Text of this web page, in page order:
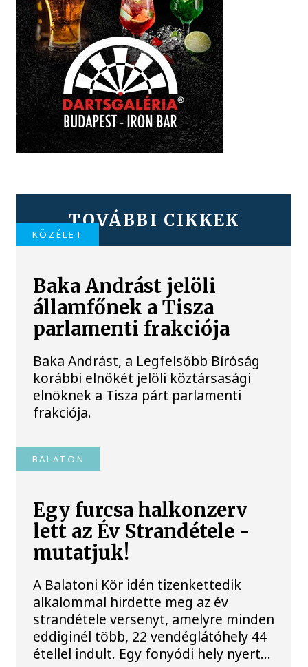
TOVÁBBI CIKKEK
KÖZÉLET
Baka Andrást jelöli
államfőnek a Tisza
parlamenti frakciója
Baka Andrást, a Legfelsőbb Bíróság
korábbi elnökét jelöli köztársasági
elnöknek a Tisza párt parlamenti
frakciója.
BALATON
Egy furcsa halkonzerv
lett az Év Strandétele -
mutatjuk!
A Balatoni Kör idén tizenkettedik
alkalommal hirdette meg az év
strandétele versenyt, amelyre minden
eddiginél több, 22 vendéglátóhely 44
étellel indult. Egy fonyódi hely nyert...